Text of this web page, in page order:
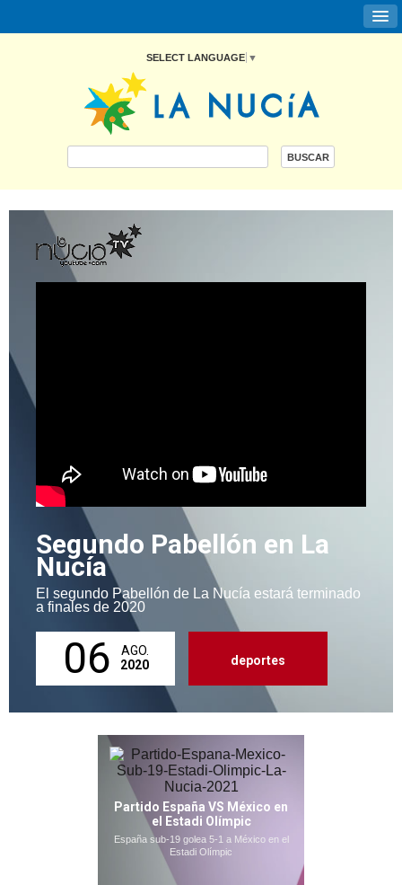
SELECT LANGUAGE ▼
Segundo Pabellón en La
Nucía
El segundo Pabellón de La Nucía estará terminado
a finales de 2020
06
AGO.
2020
deportes
Partido España VS México en
el Estadi Olímpic
España sub-19 golea 5-1 a México en el
Estadi Olímpic